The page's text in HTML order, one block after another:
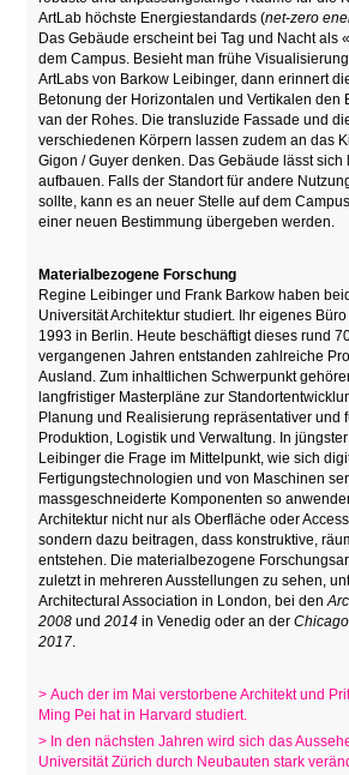
ArtLab höchste Energiestandards (net-zero
Das Gebäude erscheint bei Tag und Nacht als
dem Campus. Besieht man frühe
ArtLabs von Barkow Leibinger, dann erinnert
Betonung der Horizontalen und Vertikalen den
van der Rohes. Die transluzide Fassade und
verschiedenen Körpern lassen zudem an das
Gigon / Guyer denken. Das Gebäude lässt
aufbauen. Falls der Standort für andere
sollte, kann es an neuer Stelle auf dem
einer neuen Bestimmung übergeben werden.
Materialbezogene Forschung
Regine Leibinger und Frank Barkow haben
Universität Architektur studiert. Ihr eigenes
1993 in Berlin. Heute beschäftigt dieses rund
vergangenen Jahren entstanden zahlreiche
Ausland. Zum inhaltlichen Schwerpunkt
langfristiger Masterpläne zur
Planung und Realisierung repräsentativer und
Produktion, Logistik und Verwaltung. In
Leibinger die Frage im Mittelpunkt, wie sich
Fertigungstechnologien und von Maschinen
massgeschneiderte Komponenten so
Architektur nicht nur als Oberfläche oder
sondern dazu beitragen, dass konstruktive,
entstehen. Die materialbezogene
zuletzt in mehreren Ausstellungen zu sehen,
Architectural Association in London, bei den
2008 und2014 in Venedig oder an der
2017.
> Auch der im Mai verstorbene Architekt und
Ming Pei hat in Harvard studiert.
> In den nächsten Jahren wird sich das
Universität Zürich durch Neubauten stark